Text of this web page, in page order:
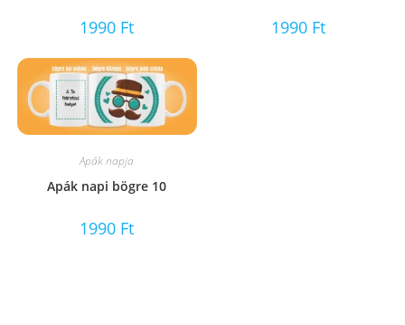
1990 Ft 1990 Ft
Apák napja
Apák napi bögre 10
1990 Ft